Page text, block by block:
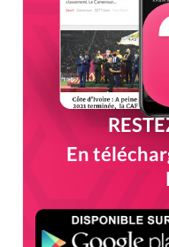
En